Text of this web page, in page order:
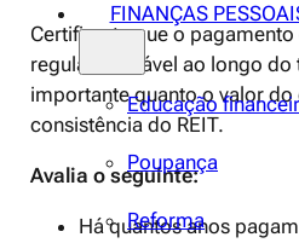
FINANÇAS
Educação
Poupança
Reforma
Certifica-te que o
regular e estável ao longo
importante quanto o valor
consistência do REIT.
Avalia o seguinte:
Há quantos anos